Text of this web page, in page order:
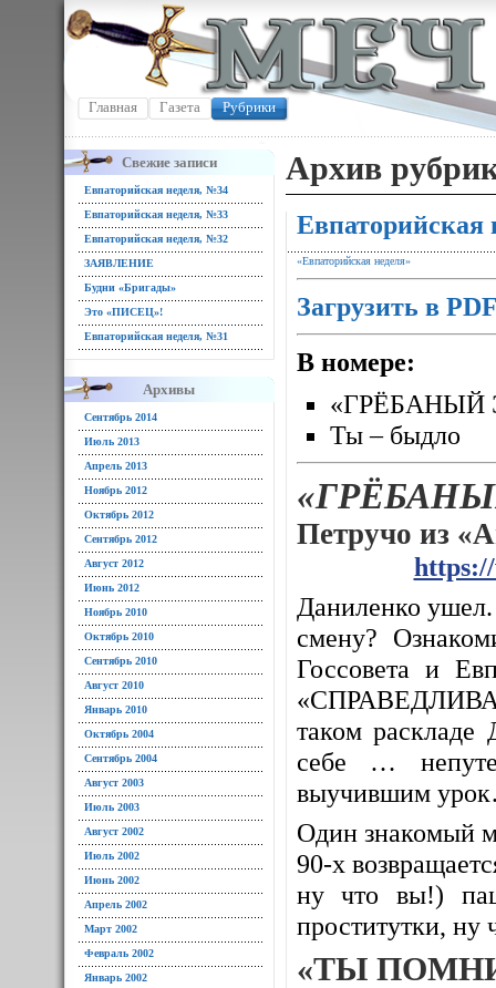
Главная Газета Рубрики
Свежие записи
Евпаторийская неделя, №34
Евпаторийская неделя, №33
Евпаторийская неделя, №32
ЗАЯВЛЕНИЕ
Будни «Бригады»
Это «ПИСЕЦ»!
Евпаторийская неделя, №31
Архивы
Сентябрь 2014
Июль 2013
Апрель 2013
Ноябрь 2012
Октябрь 2012
Сентябрь 2012
Август 2012
Июнь 2012
Ноябрь 2010
Октябрь 2010
Сентябрь 2010
Август 2010
Январь 2010
Октябрь 2004
Сентябрь 2004
Август 2003
Июль 2003
Август 2002
Июль 2002
Июнь 2002
Апрель 2002
Март 2002
Февраль 2002
Январь 2002
Архив
Евпаторийская
«Евпаторийская неделя»
Загрузить в
В номере:
«ГРЁБАНЫЙ
Ты – быдло
Петручо из
Даниленко
смену?
Госсовета и
таком раскладе
себе …
выучившим
Один знакомый
90-х
ну что вы!)
проститутки,
«ТЫ